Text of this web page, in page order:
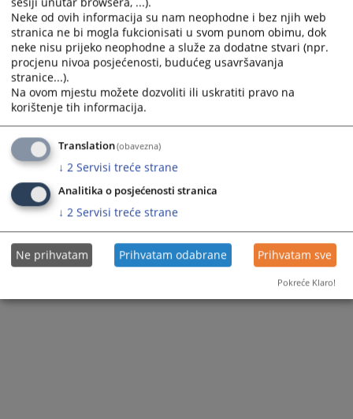
Приказана вијест је на: Српски језик
Вијест доступна још на: Bosanski jezik Hrvatski jezik
88ПРЕГЛЕДА
Neke od ovih informacija su nam neophodne i bez njih web
stranica ne bi mogla fukcionisati u svom punom obimu, dok
neke nisu prijeko neophodne a služe za dodatne stvari (npr.
procjenu nivoa posjećenosti, budućeg usavršavanja
stranice...).
Na ovom mjestu možete dozvoliti ili uskratiti pravo na
korištenje tih informacija.
Translation(obavezna)
↓ 2 Servisi treće strane
Analitika o posjećenosti stranica
↓ 2 Servisi treće strane
Ne prihvatam Prihvatam odabrane Prihvatam sve
Pokreće Klaro!